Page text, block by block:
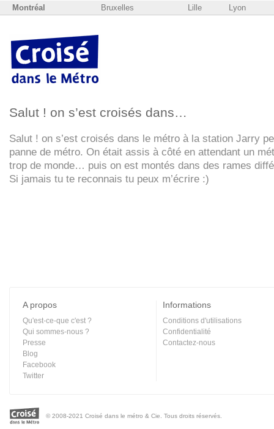
Montréal Bruxelles Lille Lyon
Salut ! on s’est croisés dans…
Salut ! on s’est croisés dans le métro à la station Jarry
panne de métro. On était assis à côté en attendant un
trop de monde… puis on est montés dans des rames
Si jamais tu te reconnais tu peux m’écrire :)
A propos
Qu'est-ce-que c'est ?
Qui sommes-nous ?
Presse
Blog
Facebook
Twitter
Informations
Conditions d'utilisations
Confidentialité
Contactez-nous
© 2008-2021 Croisé dans le métro & Cie. Tous droits réservés.